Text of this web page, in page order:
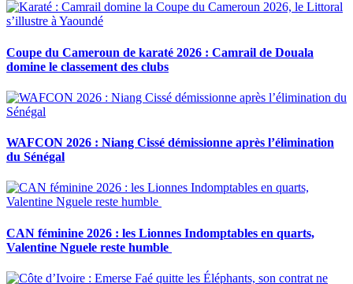
Coupe du Cameroun de karaté 2026 : Camrail de Douala
domine le classement des clubs
WAFCON 2026 : Niang Cissé démissionne après l’élimination
du Sénégal
CAN féminine 2026 : les Lionnes Indomptables en quarts,
Valentine Nguele reste humble